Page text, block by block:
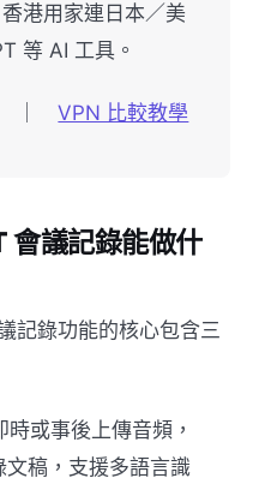
港用家連日本／美
等 AI 工具。
｜VPN 比較教學
議記錄能做什
記錄功能的核心包含三
時或事後上傳音頻，
稿，支援多語言識